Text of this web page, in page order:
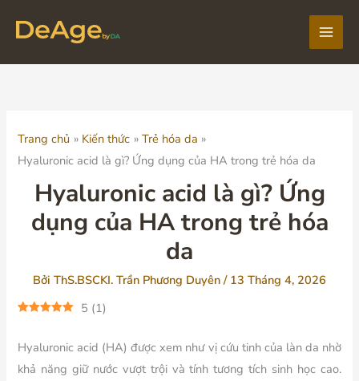
Main
Trang chủ Kiến thức
Trẻ hóa da
Hyaluronic acid là gì? Ứng dụng của HA trong trẻ hóa da
Hyaluronic acid là gì? Ứng
dụng của HA trong trẻ hóa
da
Bởi ThS.BSCKI. Trần Phương Duyên/ 13 Tháng 4, 2026
5 (1)
Hyaluronic acid (HA) được xem như vị cứu tinh của làn da nhờ
khả năng giữ nước vượt trội và tính tương tích sinh học cao.